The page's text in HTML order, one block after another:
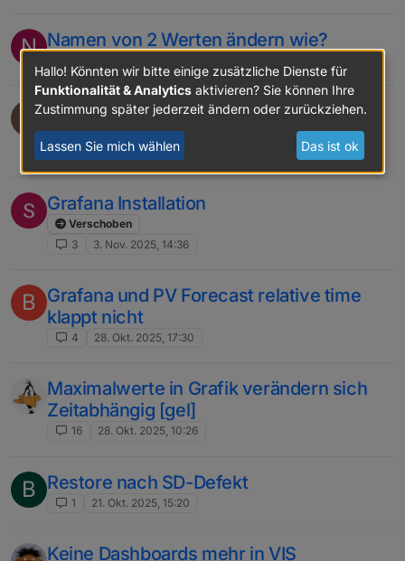
N Namen von 2 Werten ändern wie?
M Reienfolge in einem Datenfeld ändern
Verschoben
4
7. Nov. 2025, 18:42
Grafana Installation
Verschoben
3
3. Nov. 2025, 14:36
B Grafana und PV Forecast relative time
klappt nicht
4 28. Okt. 2025, 17:30
Maximalwerte in Grafik verändern sich
Zeitabhängig [gel]
16 28. Okt. 2025, 10:26
B Restore nach SD-Defekt
1 21. Okt. 2025, 15:20
Keine Dashboards mehr in VIS
Hallo! Könnten wir bitte einige zusätzliche Dienste für
Funktionalität & Analytics aktivieren? Sie können Ihre
Zustimmung später jederzeit ändern oder zurückziehen.
Lassen Sie mich wählen Das ist ok